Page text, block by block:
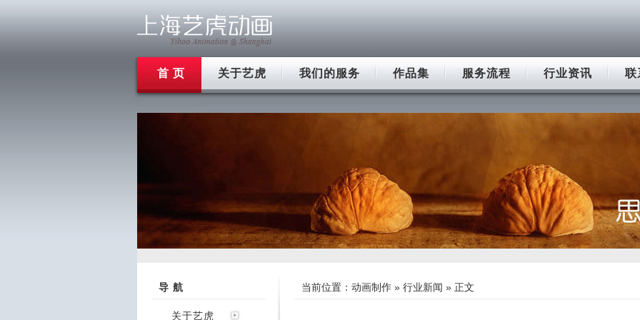
首 页 关于艺虎 我们的服务 作品集 服务流程 行业资讯 联
导 航
关于艺虎
当前位置： 动画制作 » 行业新闻 » 正文